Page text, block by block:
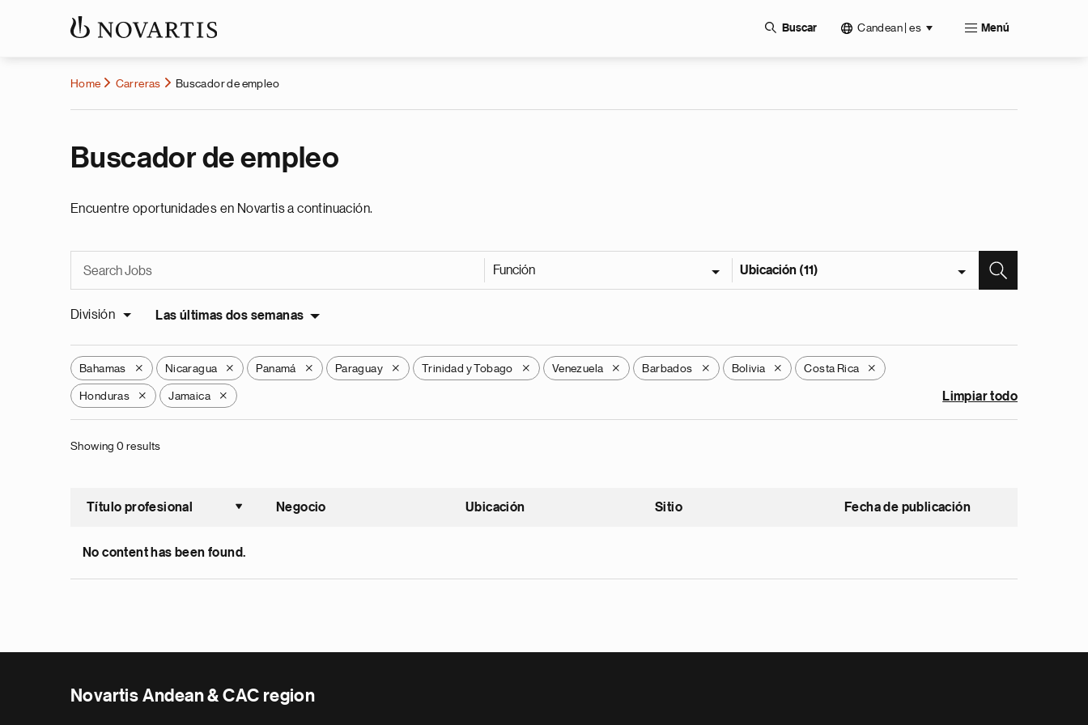
Buscar Candean | es Menú
Home Carreras Buscador de empleo
Buscador de empleo
Encuentre oportunidades en Novartis a continuación.
Función Ubicación (11)
División Las últimas dos semanas
Bahamas X Nicaragua X Panamá X Paraguay X Trinidad y Tobago X Venezuela X Barbados X Bolivia X Costa Rica X
Honduras X Jamaica X Limpiar todo
Showing 0 results
Título profesional
Ordenar ascendente
Negocio Ubicación Sitio Fecha de publicación
No content has been found.
Novartis Andean & CAC region